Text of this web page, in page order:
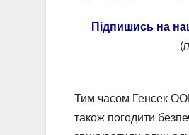
Підпишись на
(
Тим часом Генсек
також погодити